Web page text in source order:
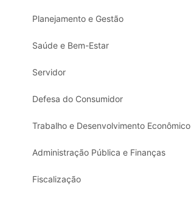
Planejamento e Gestão
Saúde e Bem-Estar
Servidor
Defesa do Consumidor
Trabalho e Desenvolvimento Econômico
Administração Pública e Finanças
Fiscalização